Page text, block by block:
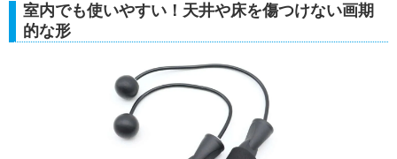
室内でも使いやすい！天井や床を傷つけない画期
的な形